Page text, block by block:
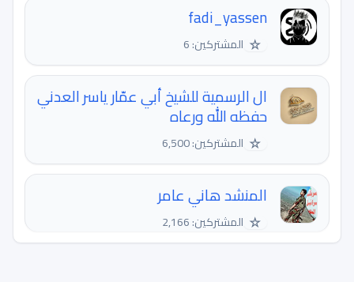
fadi_yassen
☆ المشتركين: 6
ال الرسمية للشيخ أبي عمّار ياسر العدني
حفظه الله ورعاه
☆ المشتركين: 6,500
المنشد هاني عامر
☆ المشتركين: 2,166